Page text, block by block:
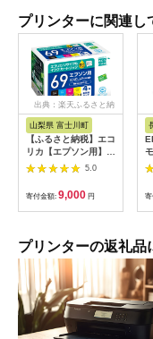
プリンターに関連し
出典：楽天ふるさと納
山梨県 富士川町
【ふるさと納税】エコ
リカ【エプソン用】
IC4CL69互換リサイ
クルインク 4色パック
（型番：ECI-E69-
4P）リサイクル イン
ク カートリッジ イン
ー オフィス用品 プリ
ンター インク 山梨県
富士川町
5.0
寄付金額: 9,000 円 寄
プリンターの返礼品